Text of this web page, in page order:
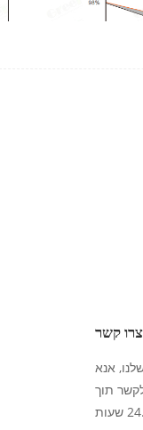
צרו קשר
אנא
תוך
24 שעות.